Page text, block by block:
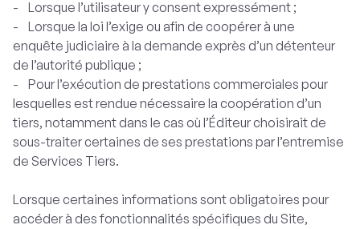
- Lorsque l’utilisateur y consent expressément ;
- Lorsque la loi l’exige ou afin de coopérer à une
enquête judiciaire à la demande exprès d’un détenteur
de l’autorité publique ;
- Pour l’exécution de prestations commerciales pour
lesquelles est rendue nécessaire la coopération d’un
tiers, notamment dans le cas où l’Éditeur choisirait de
sous-traiter certaines de ses prestations par l’entremise
de Services Tiers.
Lorsque certaines informations sont obligatoires pour
accéder à des fonctionnalités spécifiques du Site,